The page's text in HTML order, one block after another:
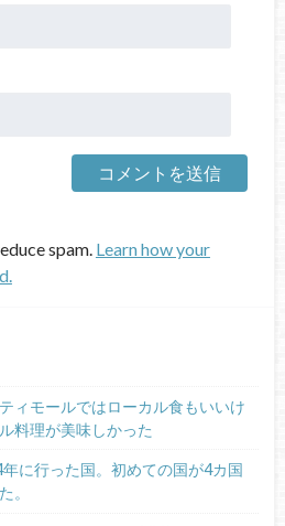
spam. Learn how your
ティモールではローカル食もいいけ
料理が美味しかった
年に行った国。初めての国が4カ国
。